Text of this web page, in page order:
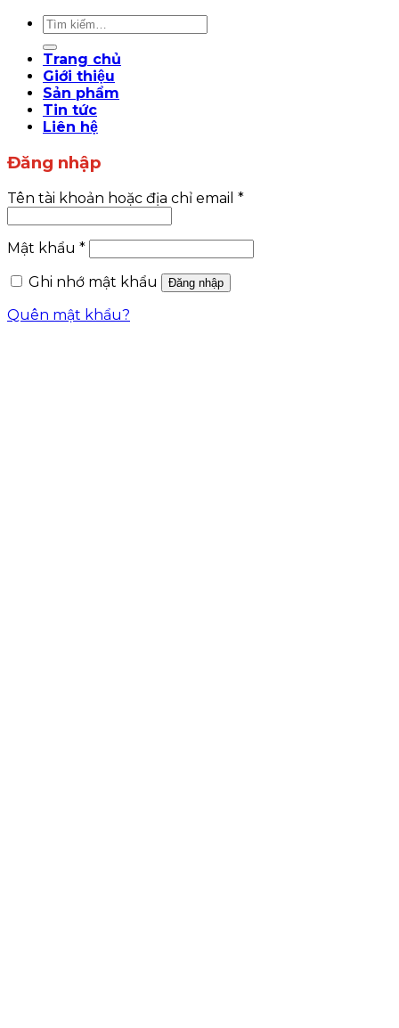
Tìm
kiếm:
Trang chủ
Giới thiệu
Sản phẩm
Tin tức
Liên hệ
Đăng nhập
Tên tài khoản hoặc địa chỉ email *
Mật khẩu *
Ghi nhớ mật khẩu
Đăng nhập
Quên mật khẩu?